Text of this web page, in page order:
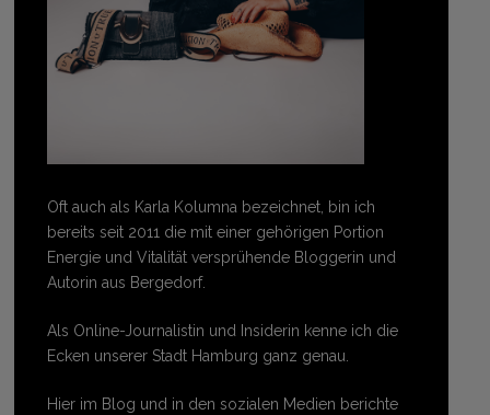
Oft auch als Karla Kolumna bezeichnet, bin ich
bereits seit 2011 die mit einer gehörigen Portion
Energie und Vitalität versprühende Bloggerin und
Autorin aus Bergedorf.
Als Online-Journalistin und Insiderin kenne ich die
Ecken unserer Stadt Hamburg ganz genau.
Hier im Blog und in den sozialen Medien berichte